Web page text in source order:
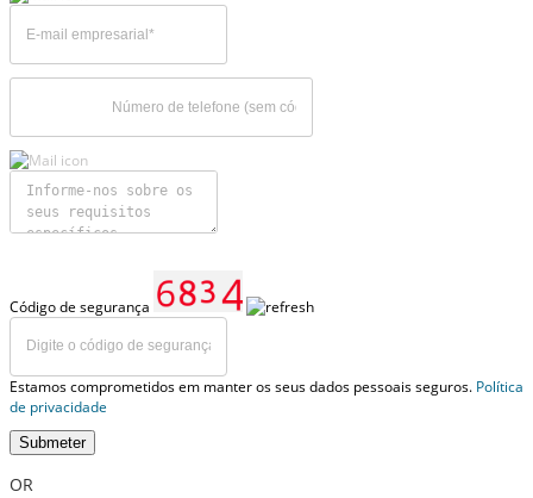
Código de segurança
Estamos comprometidos em manter os seus dados pessoais seguros. Política
de privacidade
Submeter
OR